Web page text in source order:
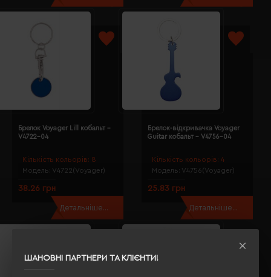
ШАНОВНІ ПАРТНЕРИ ТА КЛІЄНТИ!
Кількість кольорів: 8
Модель: V4722(Voyager)
Брелок Voyager Lill кобальт -
V4722-04
38.26 грн
Детальніше...
Кількість кольорів: 4
Модель: V4756(Voyager)
Брелок-відкривачка Voyager
Guitar кобальт - V4756-04
25.83 грн
Детальніше...